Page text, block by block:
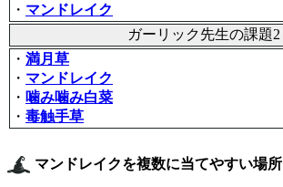
・ マンドレイク
ガーリック先生の課題2
・ 満月草
・ マンドレイク
・ 噛み噛み白菜
・ 毒触手草
マンドレイクを複数に当てやすい場所